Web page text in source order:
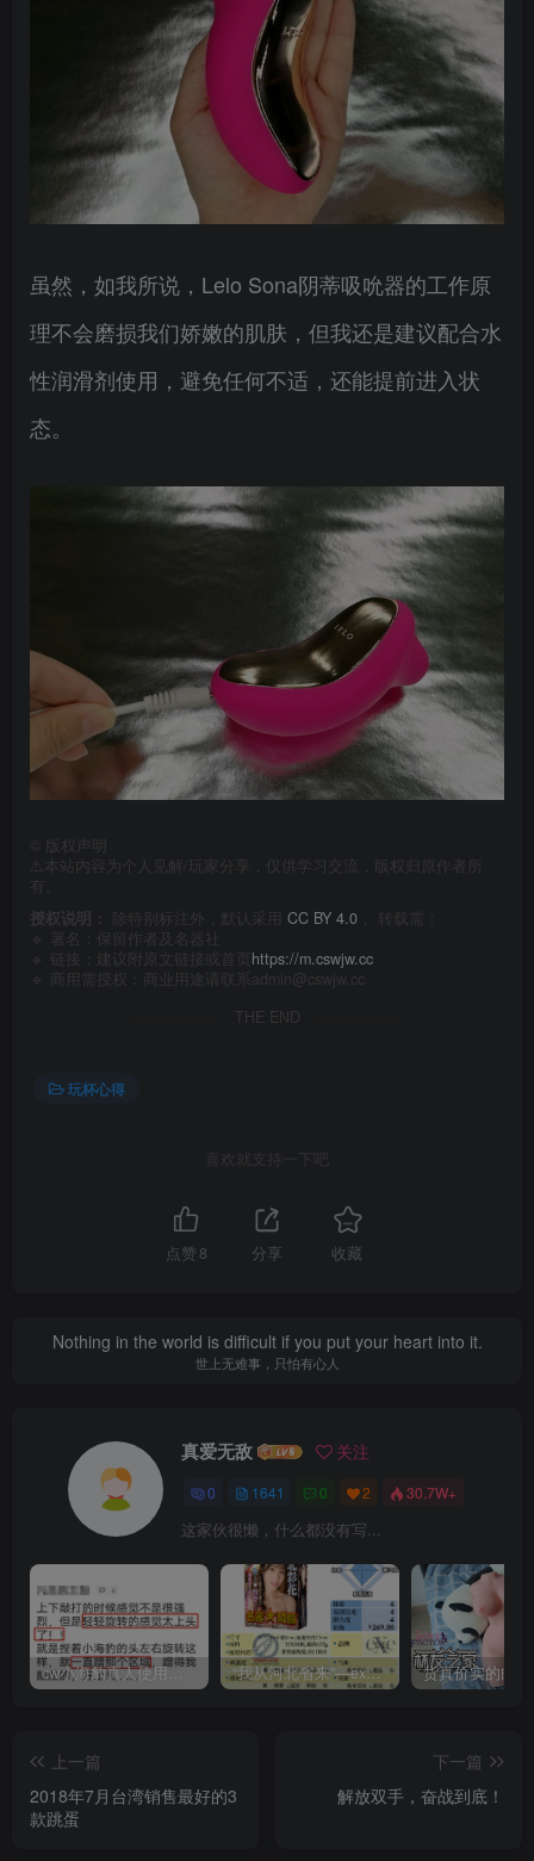
虽然，如我所说，Lelo Sona阴蒂吸吮器的工作原
理不会磨损我们娇嫩的肌肤，但我还是建议配合水
性润滑剂使用，避免任何不适，还能提前进入状
态。
版权声明
⚠️本站内容为个人见解/玩家分享，仅供学习交流，版权归原作者所
有。
授权说明：
除特别标注外，默认采用 CC BY 4.0 ， 转载需：
🔹 署名：保留作者及 名器社
🔹 链接：建议附原文链接或首页 https://m.cswjw.cc
🔹 商用需授权：商业用途请联系admin@cswjw.cc
THE END
玩杯心得
喜欢就支持一下吧
点赞 8 分享 收藏
Nothing in the world is difficult if you put your heart into it.
世上无难事，只怕有心人
真爱无敌 关注
0 1641 0 2 30.7W+
这家伙很懒，什么都没有写...
cw小海豹真人使用视频教学，小海豹到底咋用？ “我从河北省来”—exe河北彩花（中高刺激）评测 | ¥200-400区间 – 4星推荐
上一篇
2018年7月台湾销售最好的3
款跳蛋
下一篇
解放双手，奋战到底！